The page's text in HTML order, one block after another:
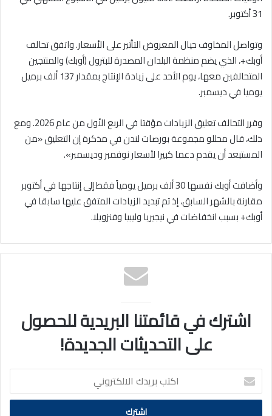
31 أكتوبر.
وتواصل المخاوف حيال المعروض التأثير على الأسعار. واتفق تحالف
أوبك+، الذي يضم منظمة البلدان المصدرة للبترول (أوبك) والمنتجين
المتحالفين معها، يوم الأحد على زيادة الإنتاج بمقدار 137 ألف برميل
يوميا في ديسمبر.
وقرر التحالف تعليق الزيادات مؤقتا في الربع الأول من عام 2026. ومع
ذلك، قال محللو مجموعة بورصات لندن في مذكرة إن التعليق «من
المستبعد أن يقدم دعما كبيرا لأسعار نوفمبر وديسمبر».
وأضافت أوبك نفسها 30 ألف برميل يومياً فقط إلى إنتاجها في أكتوبر
مقارنة بالشهر السابق، إذ تم تبديد الزيادات المتفق عليها سابقا في
أوبك+ بسبب انخفاضات في نيجيريا وليبيا وفنزويلا.
اشترك في قائمتنا البريدية للحصول
على التحديثات الجديدة!
اكتب
بريدك
الالكتروني